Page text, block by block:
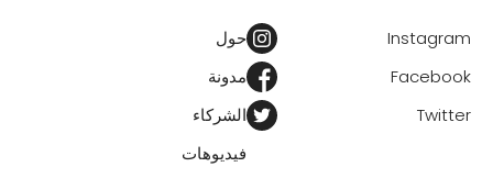
Instagram
Facebook
Twitter
حول
مدونة
الشركاء
فيديوهات